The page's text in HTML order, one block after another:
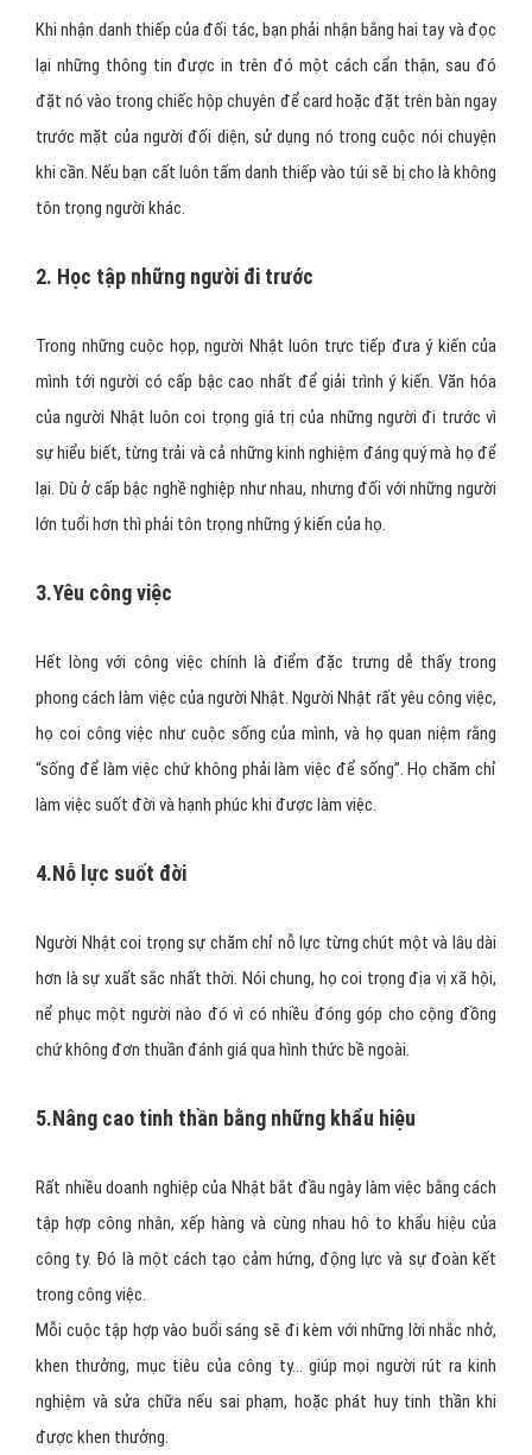
Khi nhận danh thiếp của đối tác, bạn phải nhận bằng hai tay và đọc
lại những thông tin được in trên đó một cách cẩn thận, sau đó
đặt nó vào trong chiếc hộp chuyên để card hoặc đặt trên bàn ngay
trước mặt của người đối diện, sử dụng nó trong cuộc nói chuyện
khi cần. Nếu bạn cất luôn tấm danh thiếp vào túi sẽ bị cho là không
tôn trọng người khác.
2. Học tập những người đi trước
Trong những cuộc họp, người Nhật luôn trực tiếp đưa ý kiến của
mình tới người có cấp bậc cao nhất để giải trình ý kiến. Văn hóa
của người Nhật luôn coi trọng giá trị của những người đi trước vì
sự hiểu biết, từng trải và cả những kinh nghiệm đáng quý mà họ để
lại. Dù ở cấp bậc nghề nghiệp như nhau, nhưng đối với những người
lớn tuổi hơn thì phải tôn trọng những ý kiến của họ.
3.Yêu công việc
Hết lòng với công việc chính là điểm đặc trưng dễ thấy trong
phong cách làm việc của người Nhật. Người Nhật rất yêu công việc,
họ coi công việc như cuộc sống của mình, và họ quan niệm rằng
“sống để làm việc chứ không phải làm việc để sống”. Họ chăm chỉ
làm việc suốt đời và hạnh phúc khi được làm việc.
4.Nỗ lực suốt đời
Người Nhật coi trọng sự chăm chỉ nỗ lực từng chút một và lâu dài
hơn là sự xuất sắc nhất thời. Nói chung, họ coi trọng địa vị xã hội,
nể phục một người nào đó vì có nhiều đóng góp cho cộng đồng
chứ không đơn thuần đánh giá qua hình thức bề ngoài.
5.Nâng cao tinh thần bằng những khẩu hiệu
Rất nhiều doanh nghiệp của Nhật bắt đầu ngày làm việc bằng cách
tập hợp công nhân, xếp hàng và cùng nhau hô to khẩu hiệu của
công ty. Đó là một cách tạo cảm hứng, động lực và sự đoàn kết
trong công việc.
Mỗi cuộc tập hợp vào buổi sáng sẽ đi kèm với những lời nhắc nhở,
khen thưởng, mục tiêu của công ty… giúp mọi người rút ra kinh
nghiệm và sửa chữa nếu sai phạm, hoặc phát huy tinh thần khi
được khen thưởng.